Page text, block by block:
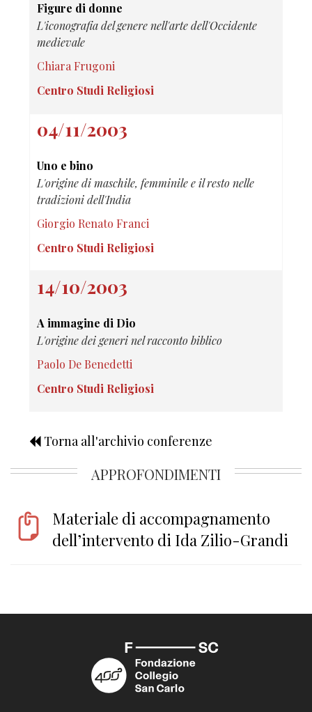
Figure di donne
L'iconografia del genere nell'arte dell'Occidente
medievale
Chiara Frugoni
Centro Studi Religiosi
04/11/2003
Uno e bino
L'origine di maschile, femminile e il resto nelle
tradizioni dell'India
Giorgio Renato Franci
Centro Studi Religiosi
14/10/2003
A immagine di Dio
L'origine dei generi nel racconto biblico
Paolo De Benedetti
Centro Studi Religiosi
Torna all'archivio conferenze
APPROFONDIMENTI
Materiale di accompagnamento
dell’intervento di Ida Zilio-Grandi